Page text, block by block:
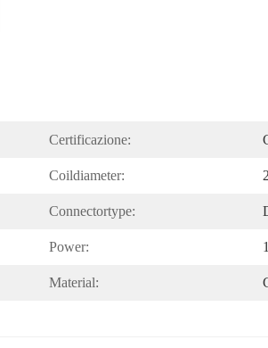
Certificazione:
Coildiameter:
Connectortype:
Power:
Material: